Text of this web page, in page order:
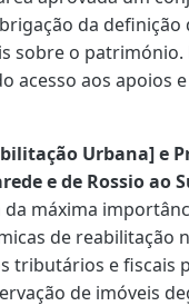
da
sobre o
acesso aos apoios
Urbana] e
e de Rossio ao
máxima
de reabilitação
tributários e fiscais
de imóveis